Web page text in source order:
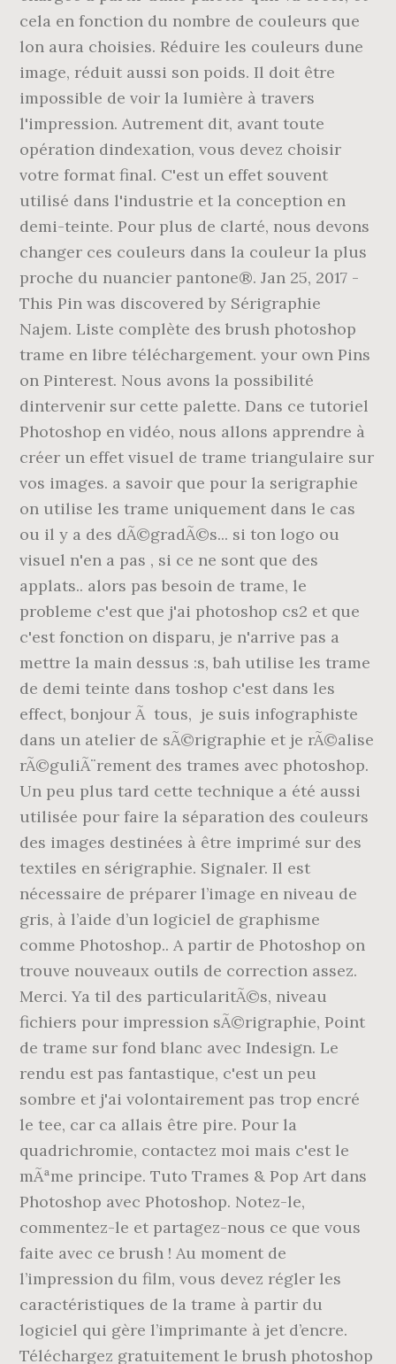
cela en fonction du nombre de couleurs que
lon aura choisies. Réduire les couleurs dune
image, réduit aussi son poids. Il doit être
impossible de voir la lumière à travers
l'impression. Autrement dit, avant toute
opération dindexation, vous devez choisir
votre format final. C'est un effet souvent
utilisé dans l'industrie et la conception en
demi-teinte. Pour plus de clarté, nous devons
changer ces couleurs dans la couleur la plus
proche du nuancier pantone®. Jan 25, 2017 -
This Pin was discovered by Sérigraphie
Najem. Liste complète des brush photoshop
trame en libre téléchargement. your own Pins
on Pinterest. Nous avons la possibilité
dintervenir sur cette palette. Dans ce tutoriel
Photoshop en vidéo, nous allons apprendre à
créer un effet visuel de trame triangulaire sur
vos images. a savoir que pour la serigraphie
on utilise les trame uniquement dans le cas
ou il y a des dÃ©gradÃ©s... si ton logo ou
visuel n'en a pas , si ce ne sont que des
applats.. alors pas besoin de trame, le
probleme c'est que j'ai photoshop cs2 et que
c'est fonction on disparu, je n'arrive pas a
mettre la main dessus :s, bah utilise les trame
de demi teinte dans toshop c'est dans les
effect, bonjour Ã tous, je suis infographiste
dans un atelier de sÃ©rigraphie et je rÃ©alise
rÃ©guliÃ¨rement des trames avec photoshop.
Un peu plus tard cette technique a été aussi
utilisée pour faire la séparation des couleurs
des images destinées à être imprimé sur des
textiles en sérigraphie. Signaler. Il est
nécessaire de préparer l’image en niveau de
gris, à l’aide d’un logiciel de graphisme
comme Photoshop.. A partir de Photoshop on
trouve nouveaux outils de correction assez.
Merci. Ya til des particularitÃ©s, niveau
fichiers pour impression sÃ©rigraphie, Point
de trame sur fond blanc avec Indesign. Le
rendu est pas fantastique, c'est un peu
sombre et j'ai volontairement pas trop encré
le tee, car ca allais être pire. Pour la
quadrichromie, contactez moi mais c'est le
mÃªme principe. Tuto Trames & Pop Art dans
Photoshop avec Photoshop. Notez-le,
commentez-le et partagez-nous ce que vous
faite avec ce brush ! Au moment de
l’impression du film, vous devez régler les
caractéristiques de la trame à partir du
logiciel qui gère l’imprimante à jet d’encre.
Téléchargez gratuitement le brush photoshop